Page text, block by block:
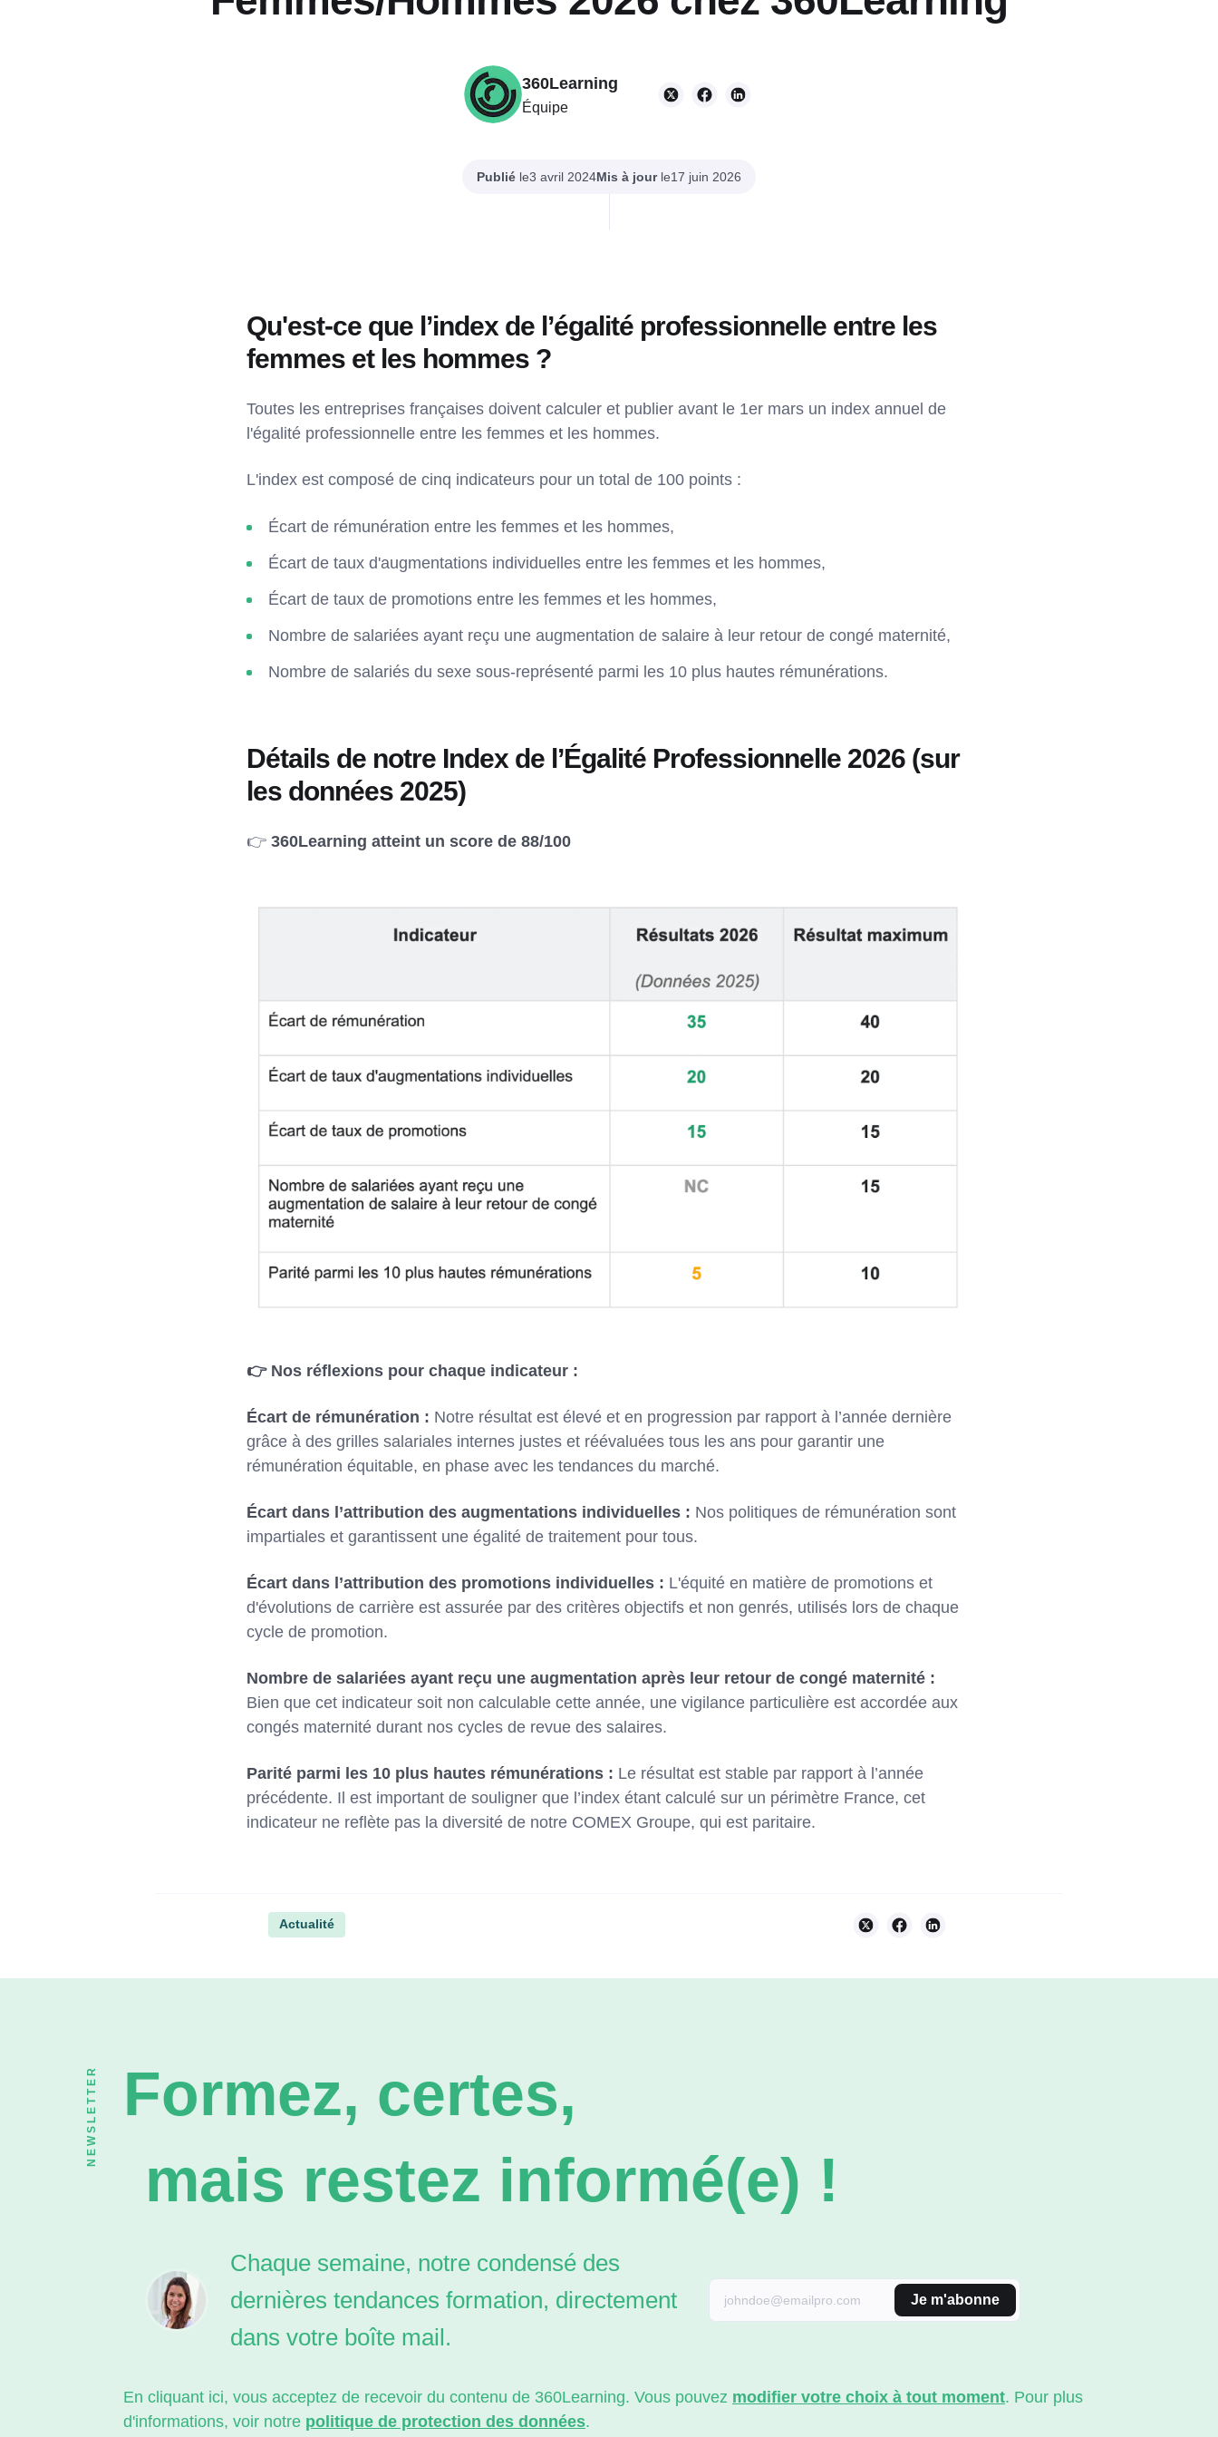
360Learning
Équipe
Publié le3 avril 2024Mis à jourle17 juin 2026
Qu'est-ce que l’index de l’égalité professionnelle entre les
femmes et les hommes ?
Toutes les entreprises françaises doivent calculer et publier avant le 1er mars un index annuel de
l'égalité professionnelle entre les femmes et les hommes.
L'index est composé de cinq indicateurs pour un total de 100 points :
Écart de rémunération entre les femmes et les hommes,
Écart de taux d'augmentations individuelles entre les femmes et les hommes,
Écart de taux de promotions entre les femmes et les hommes,
Nombre de salariées ayant reçu une augmentation de salaire à leur retour de congé maternité,
Nombre de salariés du sexe sous-représenté parmi les 10 plus hautes rémunérations.
Détails de notre Index de l’Égalité Professionnelle 2026 (sur
les données 2025)
👉 360Learning atteint un score de 88/100
👉 Nos réflexions pour chaque indicateur :
Écart de rémunération : Notre résultat est élevé et en progression par rapport à l’année dernière
grâce à des grilles salariales internes justes et réévaluées tous les ans pour garantir une
rémunération équitable, en phase avec les tendances du marché.
Écart dans l’attribution des augmentations individuelles : Nos politiques de rémunération sont
impartiales et garantissent une égalité de traitement pour tous.
Écart dans l’attribution des promotions individuelles : L'équité en matière de promotions et
d'évolutions de carrière est assurée par des critères objectifs et non genrés, utilisés lors de chaque
cycle de promotion.
Nombre de salariées ayant reçu une augmentation après leur retour de congé maternité :
Bien que cet indicateur soit non calculable cette année, une vigilance particulière est accordée aux
congés maternité durant nos cycles de revue des salaires.
Parité parmi les 10 plus hautes rémunérations : Le résultat est stable par rapport à l’année
précédente. Il est important de souligner que l’index étant calculé sur un périmètre France, cet
indicateur ne reflète pas la diversité de notre COMEX Groupe, qui est paritaire.
Actualité
NEWSLETTER Formez, certes,
mais restez informé(e) !
Chaque semaine, notre condensé des
dernières tendances formation, directement
dans votre boîte mail.
Je m'abonne
En cliquant ici, vous acceptez de recevoir du contenu de 360Learning. Vous pouvez modifier votre choix à tout moment. Pour plus
d'informations, voir notre politique de protection des données.